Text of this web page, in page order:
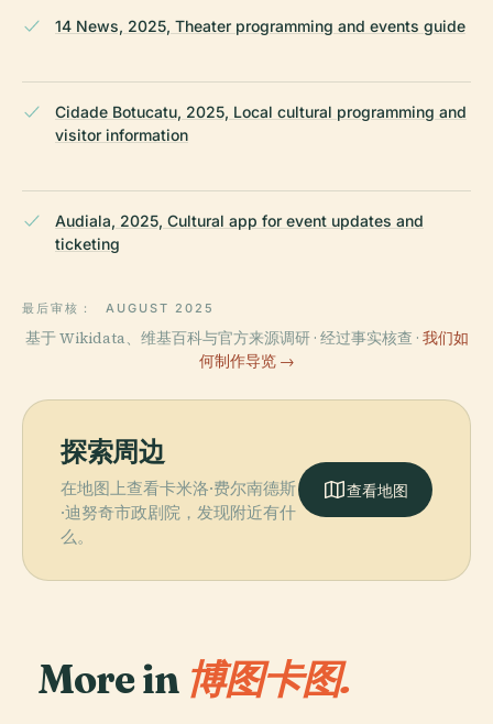
14 News, 2025, Theater programming and events guide
Cidade Botucatu, 2025, Local cultural programming and
visitor information
Audiala, 2025, Cultural app for event updates and
ticketing
最后审核： AUGUST 2025
基于 Wikidata、维基百科与官方来源调研 · 经过事实核查 · 我们如
何制作导览 →
探索周边
在地图上查看卡米洛·费尔南德斯
·迪努奇市政剧院，发现附近有什
么。
查看地图
More in 博图卡图.